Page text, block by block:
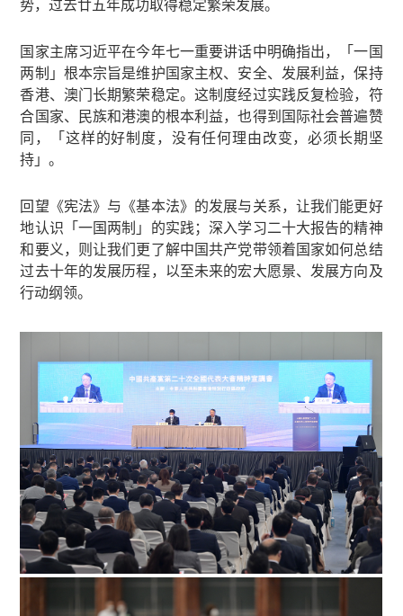
国家主席习近平在今年七一重要讲话中明确指出，「一国
两制」根本宗旨是维护国家主权、安全、发展利益，保持
香港、澳门长期繁荣稳定。这制度经过实践反复检验，符
合国家、民族和港澳的根本利益，也得到国际社会普遍赞
同，「这样的好制度，没有任何理由改变，必须长期坚
持」。
回望《宪法》与《基本法》的发展与关系，让我们能更好
地认识「一国两制」的实践；深入学习二十大报告的精神
和要义，则让我们更了解中国共产党带领着国家如何总结
过去十年的发展历程，以至未来的宏大愿景、发展方向及
行动纲领。